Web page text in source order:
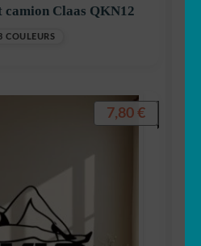
Claas QKN12
COULEURS
7,80 €